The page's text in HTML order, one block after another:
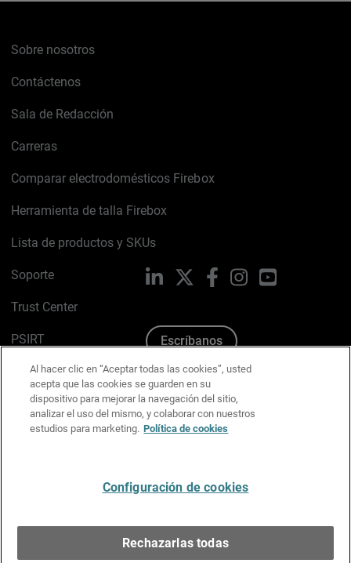
Sobre nosotros
Contáctenos
Sala de Redacción
Carreras
Comparar electrodomésticos Firebox
Herramienta de talla Firebox
Lista de productos y SKUs
Soporte
Trust Center
PSIRT
Política de cookies
Política de privacidad
Kit de medios y marca
LinkedIn FacebookInstagramYouTube
Escríbanos
Al hacer clic en “Aceptar todas las cookies”, usted
acepta que las cookies se guarden en su
dispositivo para mejorar la navegación del sitio,
analizar el uso del mismo, y colaborar con nuestros
estudios para marketing. Política de cookies
Configuración de cookies
Rechazarlas todas